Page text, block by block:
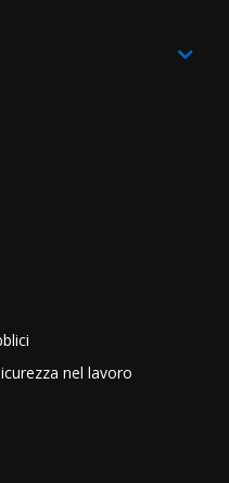
nel lavoro